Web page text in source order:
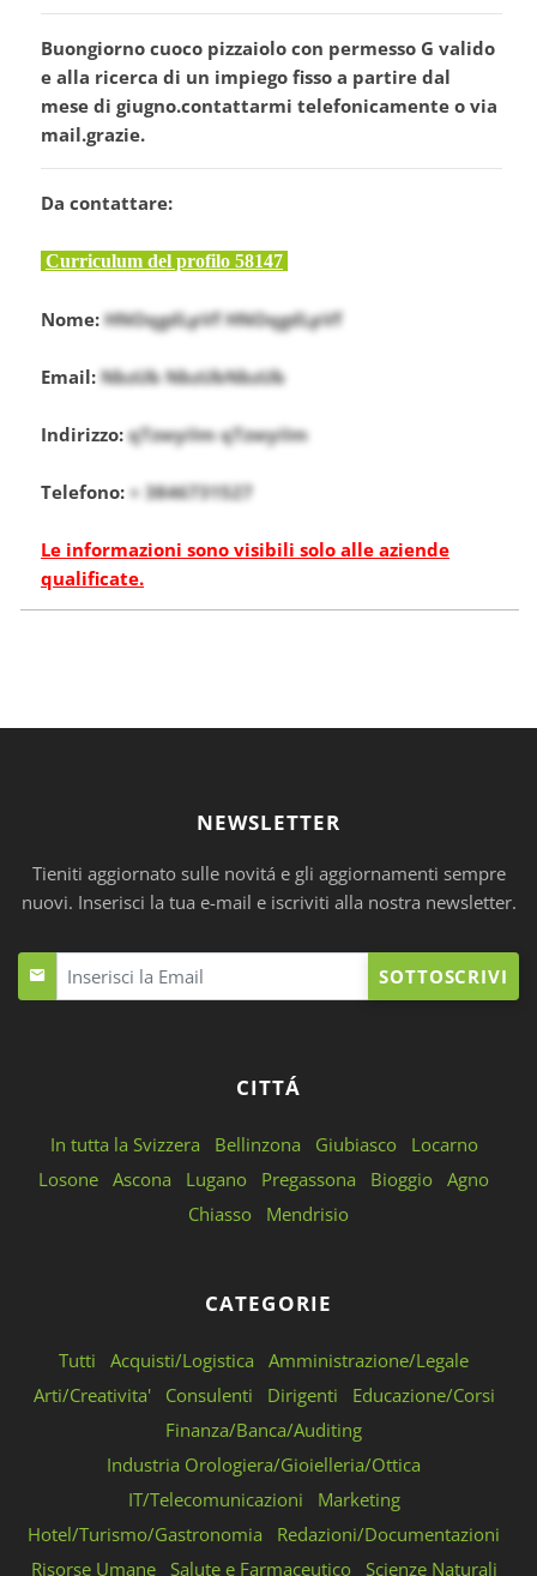
Buongiorno cuoco pizzaiolo con permesso G valido
e alla ricerca di un impiego fisso a partire dal
mese di giugno.contattarmi telefonicamente o via
mail.grazie.
Da contattare:
Curriculum del profilo 58147
Nome:HNOqgdLpVf HNOqgdLpVf
Email: NbzUb NbzUbNbzUb
Indirizzo:qTzwyiIm qTzwyiIm
Telefono: + 3846731527
Le informazioni sono visibili solo alle aziende
qualificate.
NEWSLETTER
Tieniti aggiornato sulle novitá e gli aggiornamenti sempre
nuovi. Inserisci la tua e-mail e iscriviti alla nostra newsletter.
SOTTOSCRIVI
CITTÁ
In tutta la Svizzera Bellinzona Giubiasco
Locarno
Losone Ascona Lugano Pregassona Bioggio Agno
Chiasso
Mendrisio
CATEGORIE
Tutti Acquisti/Logistica
Amministrazione/Legale
Arti/Creativita'
Consulenti Dirigenti
Educazione/Corsi
Finanza/Banca/Auditing
Industria Orologiera/Gioielleria/Ottica
IT/Telecomunicazioni
Marketing
Hotel/Turismo/Gastronomia
Redazioni/Documentazioni
Risorse Umane
Salute e Farmaceutico Scienze Naturali